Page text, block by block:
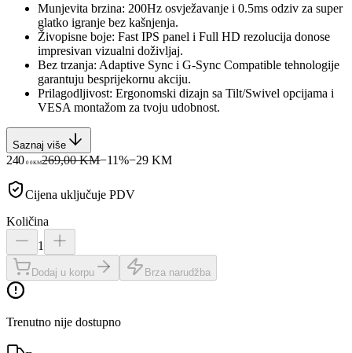
Munjevita brzina: 200Hz osvježavanje i 0.5ms odziv za super
glatko igranje bez kašnjenja.
Živopisne boje: Fast IPS panel i Full HD rezolucija donose
impresivan vizualni doživljaj.
Bez trzanja: Adaptive Sync i G-Sync Compatible tehnologije
garantuju besprijekornu akciju.
Prilagodljivost: Ergonomski dizajn sa Tilt/Swivel opcijama i
VESA montažom za tvoju udobnost.
Saznaj više
240 00KM269,00 KM−11%−29 KM
Cijena uključuje PDV
Količina
1
Dodaj u korpu Brza narudžba
Trenutno nije dostupno